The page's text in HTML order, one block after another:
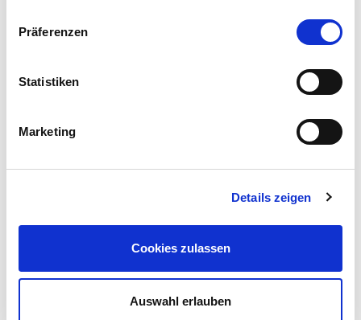
Präferenzen
Statistiken
Marketing
Details zeigen
Cookies zulassen
Auswahl erlauben